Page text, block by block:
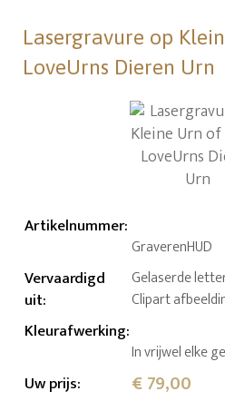
Lasergravure op
LoveUrns Dieren Urn
Artikelnummer:
GraverenHUD
Vervaardigd
uit:
Gelaserde
Clipart
Kleurafwerking:
In vrijwel elke
Uw prijs: € 79,00